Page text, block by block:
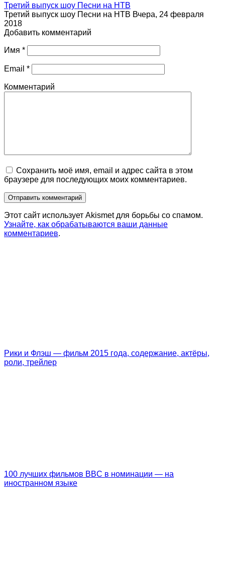
Третий выпуск шоу Песни на НТВ
Третий выпуск шоу Песни на НТВ Вчера, 24 февраля
2018
Добавить комментарий
Имя *
Email *
Комментарий
Сохранить моё имя, email и адрес сайта в этом
браузере для последующих моих комментариев.
Этот сайт использует Akismet для борьбы со спамом.
Узнайте, как обрабатываются ваши данные
комментариев.
Рики и Флэш — фильм 2015 года, содержание, актёры,
роли, трейлер
100 лучших фильмов BBC в номинации — на
иностранном языке